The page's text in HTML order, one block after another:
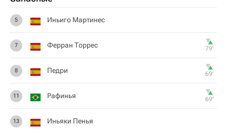
5 Иньиго Мартинес
7 Ферран Торрес 79‎’‎
8 Педри 69‎’‎
11 Рафинья 69‎’‎
13 Иньяки Пенья